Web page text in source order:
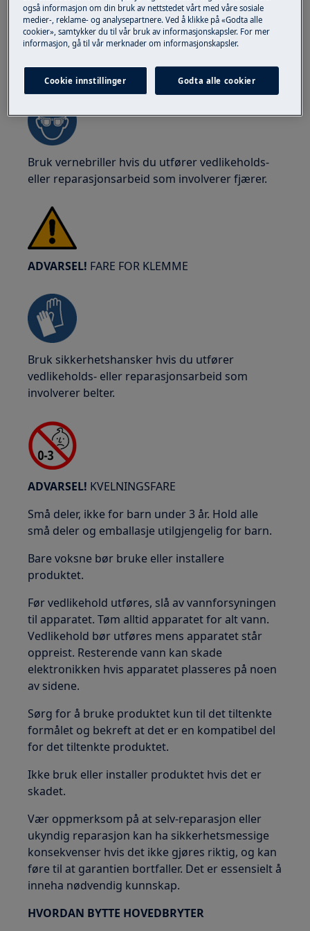
ADVARSEL!RISIKO FOR ØYESKADE
Bruk vernebriller hvis du utfører vedlikeholds-
eller reparasjonsarbeid som involverer fjærer.
ADVARSEL! FARE FOR KLEMME
Bruk sikkerhetshansker hvis du utfører
vedlikeholds- eller reparasjonsarbeid som
involverer belter.
ADVARSEL! KVELNINGSFARE
Små deler, ikke for barn under 3 år. Hold alle
små deler og emballasje utilgjengelig for barn.
Bare voksne bør bruke eller installere
produktet.
Før vedlikehold utføres, slå av vannforsyningen
til apparatet. Tøm alltid apparatet for alt vann.
Vedlikehold bør utføres mens apparatet står
oppreist. Resterende vann kan skade
elektronikken hvis apparatet plasseres på noen
av sidene.
Sørg for å bruke produktet kun til det tiltenkte
formålet og bekreft at det er en kompatibel del
for det tiltenkte produktet.
Ikke bruk eller installer produktet hvis det er
skadet.
Vær oppmerksom på at selv-reparasjon eller
ukyndig reparasjon kan ha sikkerhetsmessige
konsekvenser hvis det ikke gjøres riktig, og kan
føre til at garantien bortfaller. Det er essensielt å
inneha nødvendig kunnskap.
HVORDAN BYTTE HOVEDBRYTER
også informasjon om din bruk av nettstedet vårt med våre sosiale
medier-, reklame- og analysepartnere. Ved å klikke på «Godta alle
cookier», samtykker du til vår bruk av informasjonskapsler. For mer
informasjon, gå til vår merknader om informasjonskapsler.
Cookie innstillinger Godta alle cookier